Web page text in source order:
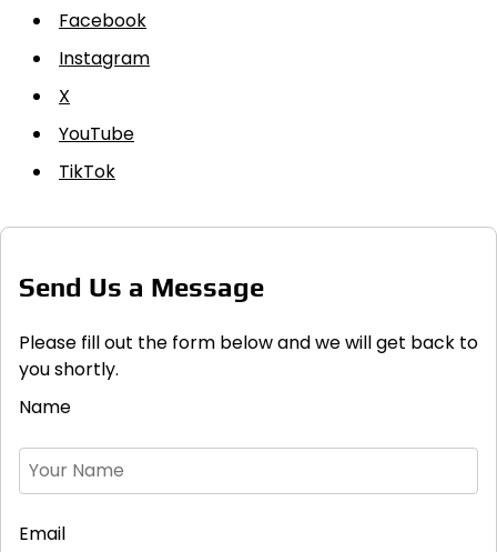
Facebook
Instagram
X
YouTube
TikTok
Send Us a Message
Please fill out the form below and we will get back to
you shortly.
Name
Email